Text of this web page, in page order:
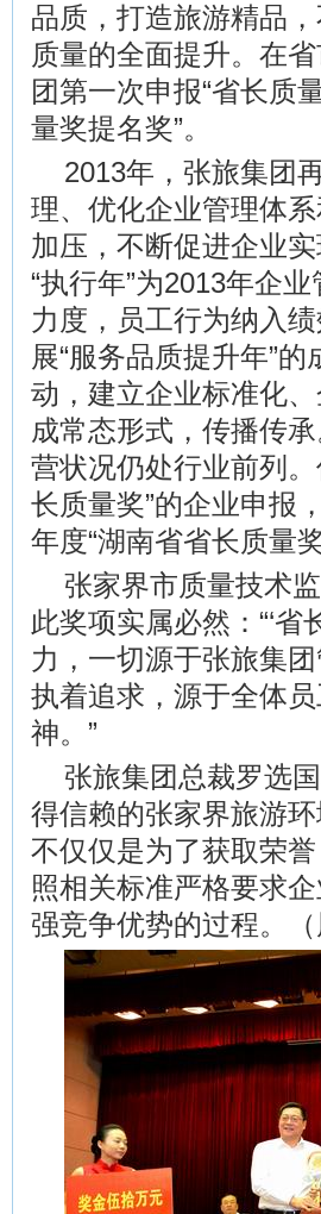
品质，打造旅游精品
质量的全面提升。在
团第一次申报“省长质
量奖提名奖”。
2013年，张旅集团
理、优化企业管理体
加压，不断促进企业
“执行年”为2013年企
力度，员工行为纳入
展“服务品质提升年”
动，建立企业标准化
成常态形式，传播传
营状况仍处行业前列
长质量奖”的企业申报
年度“湖南省省长质量奖
张家界市质量技术
此奖项实属必然：“‘
力，一切源于张旅集
执着追求，源于全体
神。”
张旅集团总裁罗选
得信赖的张家界旅游
不仅仅是为了获取荣
照相关标准严格要求
强竞争优势的过程。（